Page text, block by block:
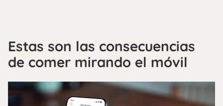
Estas son las consecuencias
de comer mirando el móvil